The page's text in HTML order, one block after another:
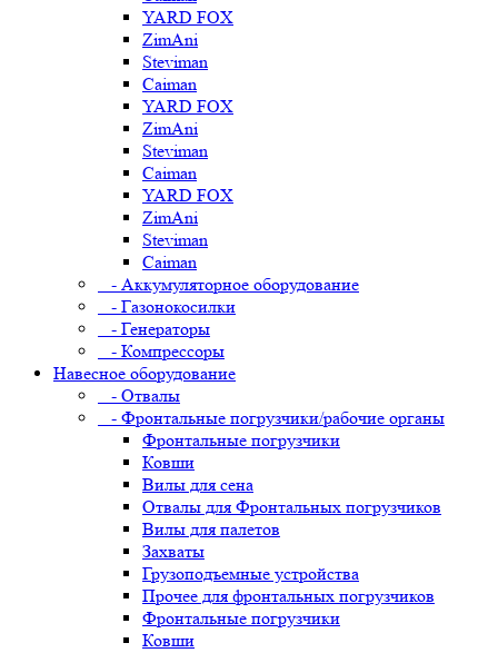
YARD FOX
ZimAni
Steviman
Caiman
YARD FOX
ZimAni
Steviman
Caiman
YARD FOX
ZimAni
Steviman
Caiman
- Аккумуляторное оборудование
- Газонокосилки
- Генераторы
- Компрессоры
Навесное оборудование
- Отвалы
- Фронтальные погрузчики/рабочие органы
Фронтальные погрузчики
Ковши
Вилы для сена
Отвалы для Фронтальных погрузчиков
Вилы для палетов
Захваты
Грузоподъемные устройства
Прочее для фронтальных погрузчиков
Фронтальные погрузчики
Ковши